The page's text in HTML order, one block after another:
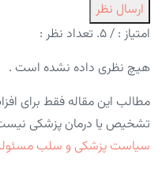
ارسال نظر
امتیاز : / ۵. تعداد نظر :
هیچ نظری داده نشده است .
مطالب این مقاله فقط برای
تشخیص یا درمان پزشکی
سیاست پزشکی و سلب